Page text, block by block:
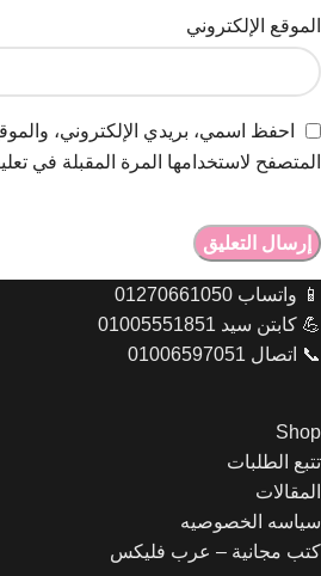
الموقع الإلكتروني
احفظ اسمي، بريدي الإلكتروني،
المتصفح لاستخدامها المرة المقبلة في
📱 واتساب 01270661050
💪 كابتن سيد 01005551851
📞 اتصال 01006597051
Shop
تتبع الطلبات
المقالات
سياسه الخصوصيه
كتب مجانية – عرب فليكس